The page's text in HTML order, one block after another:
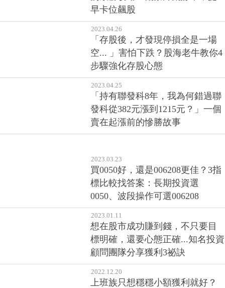
2023.07.03
「報價天王」林信富傳授超省力
的致勝攻略：觀察外銷訂單，提
早卡位飆股
2023.04.26
「存股後，才發現停損全是一場
空... 」害怕下跌？股海老牛教你4
步驟強化存股心態
2023.04.25
「持有聯發科8年，我為何錯過聯
賣在起漲前的慘勝故事
2023.03.23
買0050好，還是006208更佳？3指
標比較找答案：長期投資選
0050、波段操作可選006208
2023.01.11
想在股市成功賺到錢，不只要目
標明確，還要心態正確...知名投資